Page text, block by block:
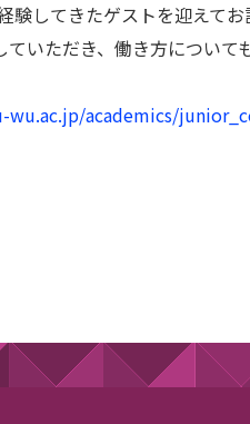
してきたゲストを迎えて
いただき、働き方について
academics/